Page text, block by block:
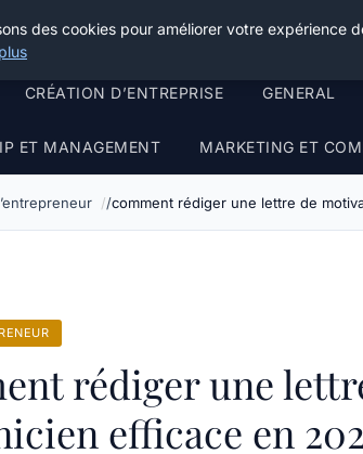
CRÉATION D’ENTREPRISE GENERAL
ET MANAGEMENT MARKETING ET
comment rédiger une lettre de
rédiger une
efficace en
des cookies pour améliorer votre